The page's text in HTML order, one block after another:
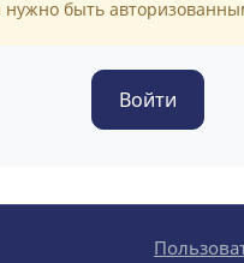
нужно быть